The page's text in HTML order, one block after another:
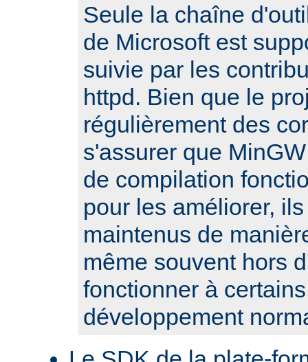
Seule la chaîne
de Microsoft est
suivie par les
httpd. Bien que le
régulièrement des
s'assurer que
de compilation
pour les améliorer,
maintenus de
même souvent hors
fonctionner à
développement